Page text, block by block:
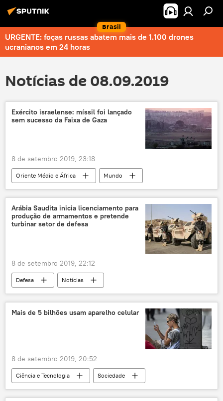
Brasil
URGENTE: foças russas abatem mais de 1.100 drones
ucranianos em 24 horas
Notícias de 08.09.2019
Exército israelense: míssil foi lançado
sem sucesso da Faixa de Gaza
8 de setembro 2019, 23:18
Oriente Médio e África
Mundo
Notícias
míssil
Faixa de Gaza
fronteira
drone
ataque aéreo
Israel
Arábia Saudita inicia licenciamento para
produção de armamentos e pretende
turbinar setor de defesa
8 de setembro 2019, 22:12
Defesa
Notícias
Oriente Médio e África
Mundo
Arábia Saudita
investimentos
Economia
Mais de 5 bilhões usam aparelho celular
8 de setembro 2019, 20:52
Ciência e Tecnologia
Sociedade
Notícias
Mundo
Internet